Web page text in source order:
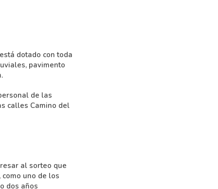
dotado con toda
pavimento
de las
calles Camino del
al sorteo que
uno de los
dos años